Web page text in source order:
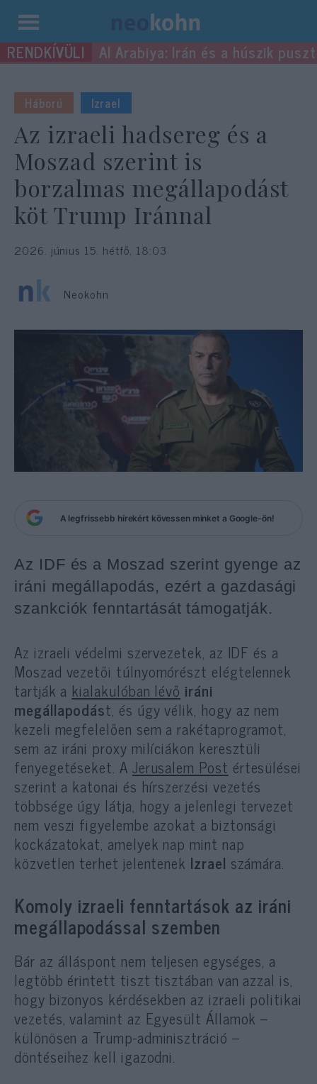
Kilépés
a Al Arabiya: Irán és a húszik
Háború Izrael
Az izraeli hadsereg és a
Moszad szerint is
borzalmas megállapodást
köt Trump Iránnal
2026. június 15. hétfő, 18:03
Neokohn
A legfrissebb hírekért kövessen minket a Google-ön!
Az IDF és a Moszad szerint gyenge az
iráni megállapodás, ezért a gazdasági
szankciók fenntartását támogatják.
Az izraeli védelmi szervezetek, az IDF és a
Moszad vezetői túlnyomórészt elégtelennek
tartják a kialakulóban lévő iráni
megállapodást, és úgy vélik, hogy az nem
kezeli megfelelően sem a rakétaprogramot,
sem az iráni proxy milíciákon keresztüli
fenyegetéseket. A Jerusalem Post értesülései
szerint a katonai és hírszerzési vezetés
többsége úgy látja, hogy a jelenlegi tervezet
nem veszi figyelembe azokat a biztonsági
kockázatokat, amelyek nap mint nap
közvetlen terhet jelentenek Izrael számára.
Komoly izraeli fenntartások az iráni
megállapodással szemben
Bár az álláspont nem teljesen egységes, a
legtöbb érintett tiszt tisztában van azzal is,
hogy bizonyos kérdésekben az izraeli politikai
vezetés, valamint az Egyesült Államok –
különösen a Trump-adminisztráció –
döntéseihez kell igazodni.